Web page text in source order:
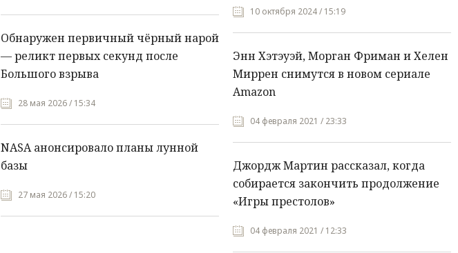
Обнаружен первичный чёрный нарой
— реликт первых секунд после
Большого взрыва
28 мая 2026 / 15:34
NASA анонсировало планы лунной
базы
27 мая 2026 / 15:20
10 октября 2024 / 15:19
Энн Хэтэуэй, Морган Фриман и Хелен
Миррен снимутся в новом сериале
Amazon
04 февраля 2021 / 23:33
Джордж Мартин рассказал, когда
собирается закончить продолжение
«Игры престолов»
04 февраля 2021 / 12:33